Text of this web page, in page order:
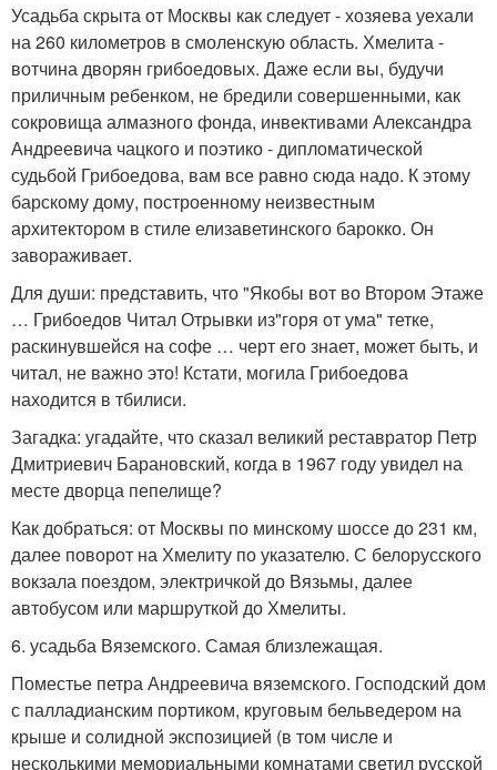
Усадьба скрыта от Москвы как следует - хозяева уехали
на 260 километров в смоленскую область. Хмелита -
вотчина дворян грибоедовых. Даже если вы, будучи
приличным ребенком, не бредили совершенными, как
сокровища алмазного фонда, инвективами Александра
Андреевича чацкого и поэтико - дипломатической
судьбой Грибоедова, вам все равно сюда надо. К этому
барскому дому, построенному неизвестным
архитектором в стиле елизаветинского барокко. Он
завораживает.
Для души: представить, что "Якобы вот во Втором Этаже
… Грибоедов Читал Отрывки из"горя от ума" тетке,
раскинувшейся на софе … черт его знает, может быть, и
читал, не важно это! Кстати, могила Грибоедова
находится в тбилиси.
Загадка: угадайте, что сказал великий реставратор Петр
Дмитриевич Барановский, когда в 1967 году увидел на
месте дворца пепелище?
Как добраться: от Москвы по минскому шоссе до 231 км,
далее поворот на Хмелиту по указателю. С белорусского
вокзала поездом, электричкой до Вязьмы, далее
автобусом или маршруткой до Хмелиты.
6. усадьба Вяземского. Самая близлежащая.
Поместье петра Андреевича вяземского. Господский дом
с палладианским портиком, круговым бельведером на
крыше и солидной экспозицией (в том числе и
несколькими мемориальными комнатами светил русской